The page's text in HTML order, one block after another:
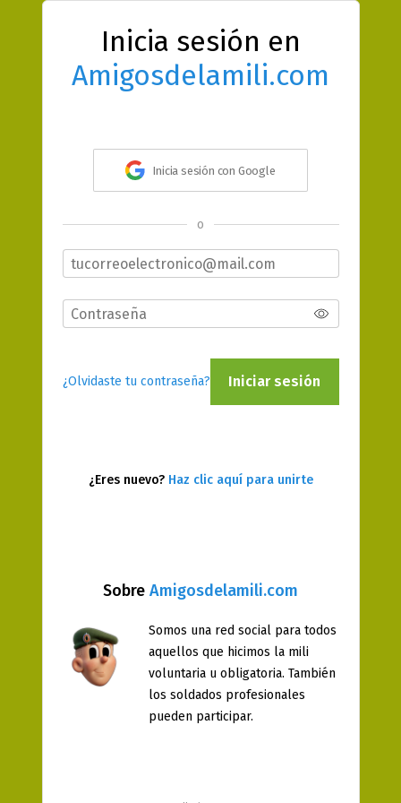
Sobre Amigosdelamili.com
Somos una red social para todos
aquellos que hicimos la mili
voluntaria u obligatoria. También
los soldados profesionales
pueden participar.
Inicia sesión en
Amigosdelamili.com
Inicia sesión con Google
o
¿Olvidaste tu contraseña? Iniciar sesión
¿Eres nuevo? Haz clic aquí para unirte